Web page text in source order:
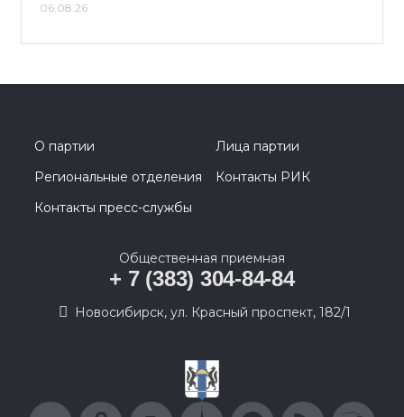
06.08.26
О партии
Лица партии
Региональные отделения
Контакты РИК
Контакты пресс-службы
Общественная приемная
+ 7 (383) 304-84-84
Новосибирск, ул. Красный проспект, 182/1